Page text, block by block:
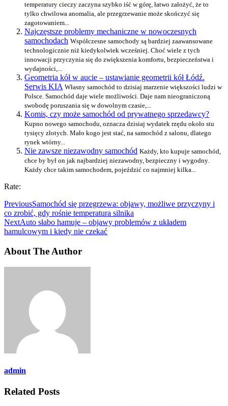
temperatury cieczy zaczyna szybko iść w górę, łatwo założyć, że to
tylko chwilowa anomalia, ale przegrzewanie może skończyć się
zagotowaniem...
Najczęstsze problemy mechaniczne w nowoczesnych
samochodach Współczesne samochody są bardziej zaawansowane
technologicznie niż kiedykolwiek wcześniej. Choć wiele z tych
innowacji przyczynia się do zwiększenia komfortu, bezpieczeństwa i
wydajności,...
Geometria kół w aucie – ustawianie geometrii kół Łódź.
Serwis KIA Własny samochód to dzisiaj marzenie większości ludzi w
Polsce. Samochód daje wiele możliwości. Daje nam nieograniczoną
swobodę poruszania się w dowolnym czasie,...
Komis, czy może samochód od prywatnego sprzedawcy?
Kupno nowego samochodu, oznacza dzisiaj wydatek rzędu około stu
tysięcy złotych. Mało kogo jest stać, na samochód z salonu, dlatego
rynek wtórny...
Nie zawsze niezawodny samochód Każdy, kto kupuje samochód,
chce by był on jak najbardziej niezawodny, bezpieczny i wygodny.
Każdy chce takim samochodem, pojeździć co najmniej kilka...
Rate:
PreviousSamochód się przegrzewa: objawy, możliwe przyczyny i
co zrobić, gdy rośnie temperatura silnika
NextAuto słabo hamuje – objawy problemów z układem
hamulcowym i kiedy nie czekać
About The Author
admin
Related Posts